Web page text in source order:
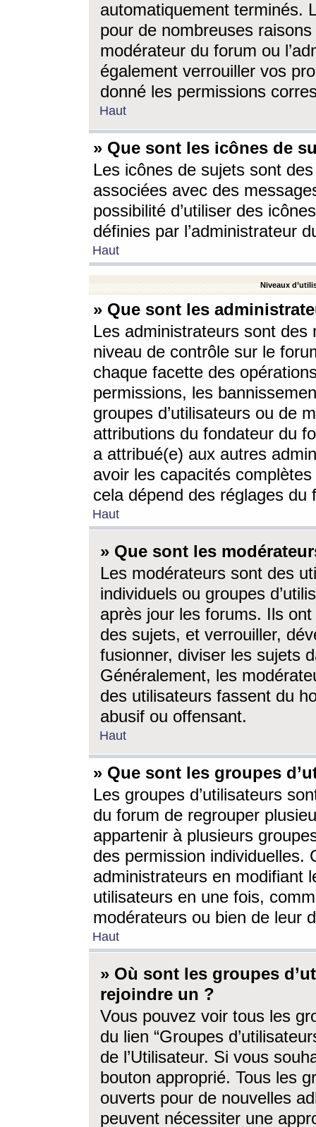
automatiquement terminés.
pour de nombreuses
modérateur du forum ou
également verrouiller vos
donné les permissions
Haut
» Que sont les icônes de
Les icônes de sujets sont
associées avec des
possibilité d’utiliser des
définies par l’administrateur
Haut
Niveaux
» Que sont les
Les administrateurs sont
niveau de contrôle sur le
chaque facette des
permissions, les
groupes d’utilisateurs ou de
attributions du fondateur du
a attribué(e) aux autres
avoir les capacités
cela dépend des réglages du
Haut
» Que sont les
Les modérateurs sont des
individuels ou groupes
après jour les forums. Ils ont
des sujets, et verrouiller,
fusionner, diviser les sujets
Généralement, les
des utilisateurs fassent du
abusif ou offensant.
Haut
» Que sont les groupes
Les groupes d’utilisateurs
du forum de regrouper
appartenir à plusieurs
des permission individuelles.
administrateurs en modifiant
utilisateurs en une fois,
modérateurs ou bien de leur
Haut
» Où sont les groupes
rejoindre un ?
Vous pouvez voir tous les
du lien “Groupes
de l’Utilisateur. Si vous
bouton approprié. Tous les
ouverts pour de nouvelles
peuvent nécessiter une